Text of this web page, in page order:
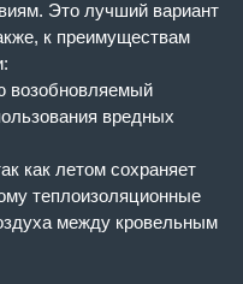
Это лучший вариант
к преимуществам
возобновляемый
вредных
как летом сохраняет
теплоизоляционные
между кровельным